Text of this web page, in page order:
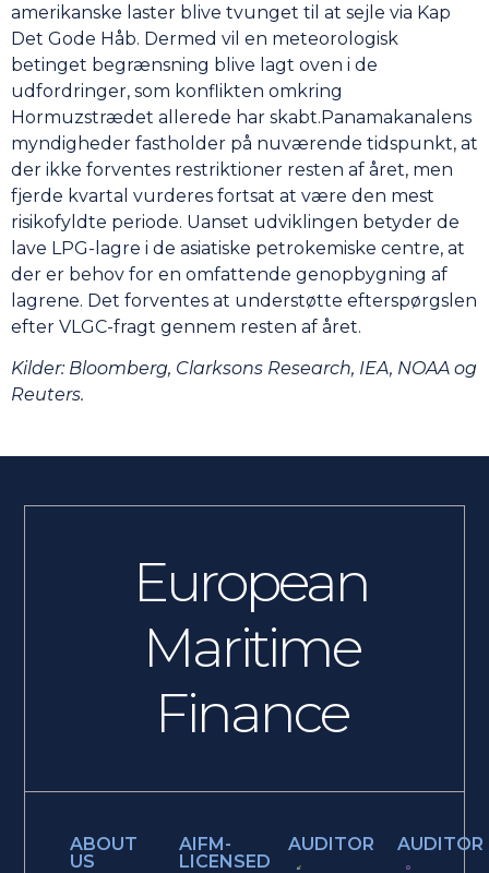
amerikanske laster blive tvunget til at sejle via Kap
Det Gode Håb. Dermed vil en meteorologisk
betinget begrænsning blive lagt oven i de
udfordringer, som konflikten omkring
Hormuzstrædet allerede har skabt.Panamakanalens
myndigheder fastholder på nuværende tidspunkt, at
der ikke forventes restriktioner resten af året, men
fjerde kvartal vurderes fortsat at være den mest
risikofyldte periode. Uanset udviklingen betyder de
lave LPG-lagre i de asiatiske petrokemiske centre, at
der er behov for en omfattende genopbygning af
lagrene. Det forventes at understøtte efterspørgslen
efter VLGC-fragt gennem resten af året.
Kilder: Bloomberg, Clarksons Research, IEA, NOAA og
Reuters.
European
Maritime
Finance
ABOUT
US
AIFM-
LICENSED
AUDITOR AUDITOR